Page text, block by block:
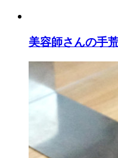
美容師さんの手